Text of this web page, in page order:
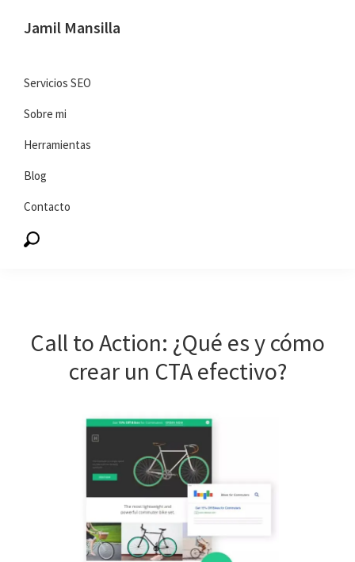
navegación
principal
Jamil Mansilla
marketing
digital
Servicios SEO
Sobre mi
Herramientas
Blog
Contacto
Call to Action: ¿Qué es y cómo
crear un CTA efectivo?